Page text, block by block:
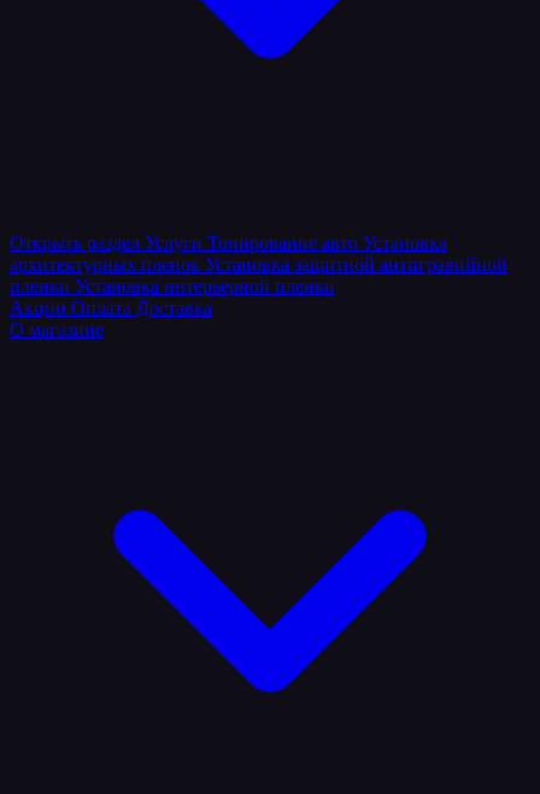
Открыть раздел Услуги Тонирование авто Установка
архитектурных пленок Установка защитной антигравийной
пленки Установка интерьерной пленки
Акции Оплата Доставка
О магазине